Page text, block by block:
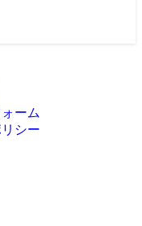
ーム
シー